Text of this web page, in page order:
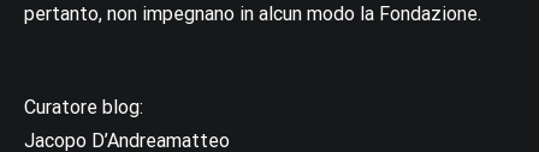
pertanto, non impegnano in alcun modo la Fondazione.
Curatore blog:
Jacopo D’Andreamatteo